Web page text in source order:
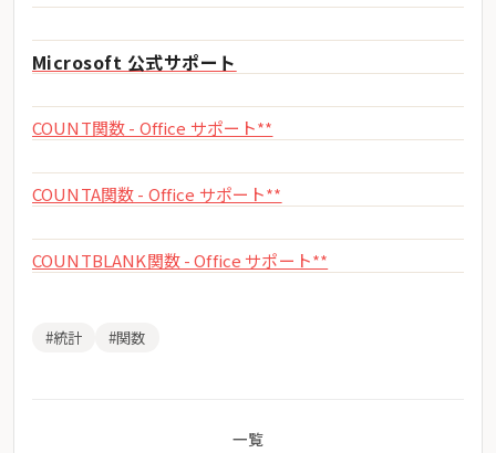
Microsoft 公式サポート
COUNT関数 - Office サポート**
COUNTA関数 - Office サポート**
COUNTBLANK関数 - Office サポート**
#統計 #関数
一覧